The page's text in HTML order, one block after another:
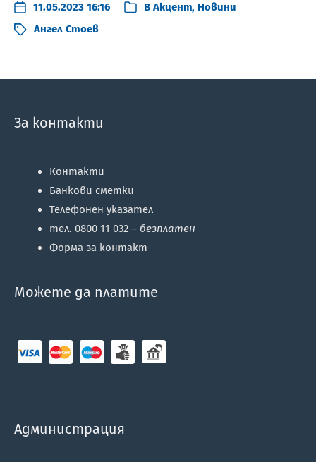
11.05.2023 16:16 В Акцент, Новини
Ангел Стоев
За контакти
Контакти
Банкови сметки
Телефонен указател
тел. 0800 11 032 – безплатен
Форма за контакт
Можете да платите
Администрация